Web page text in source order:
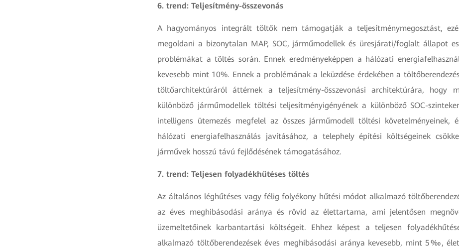
6. trend: Teljesítmény-összevonás
A hagyományos integrált töltők nem támogatják a teljesítménymegosztást,
megoldani a bizonytalan MAP, SOC, járműmodellek és üresjárati/foglalt állapot
problémákat a töltés során. Ennek eredményeképpen a hálózati
kevesebb mint 10%. Ennek a problémának a leküzdése érdekében a
töltőarchitektúráról áttérnek a teljesítmény-összevonási architektúrára, hogy
különböző járműmodellek töltési teljesítményigényének a különböző SOC-
intelligens ütemezés megfelel az összes járműmodell töltési követelményeinek,
hálózati energiafelhasználás javításához, a telephely építési költségeinek
járművek hosszú távú fejlődésének támogatásához.
7. trend: Teljesen folyadékhűtéses töltés
Az általános léghűtéses vagy félig folyékony hűtési módot alkalmazó
az éves meghibásodási aránya és rövid az élettartama, ami jelentősen
üzemeltetőinek karbantartási költségeit. Ehhez képest a teljesen
alkalmazó töltőberendezések éves meghibásodási aránya kevesebb, mint 5‰,